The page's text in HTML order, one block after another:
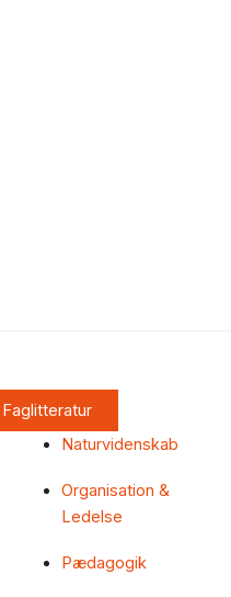
Naturvidenskab
Organisation &
Ledelse
Pædagogik